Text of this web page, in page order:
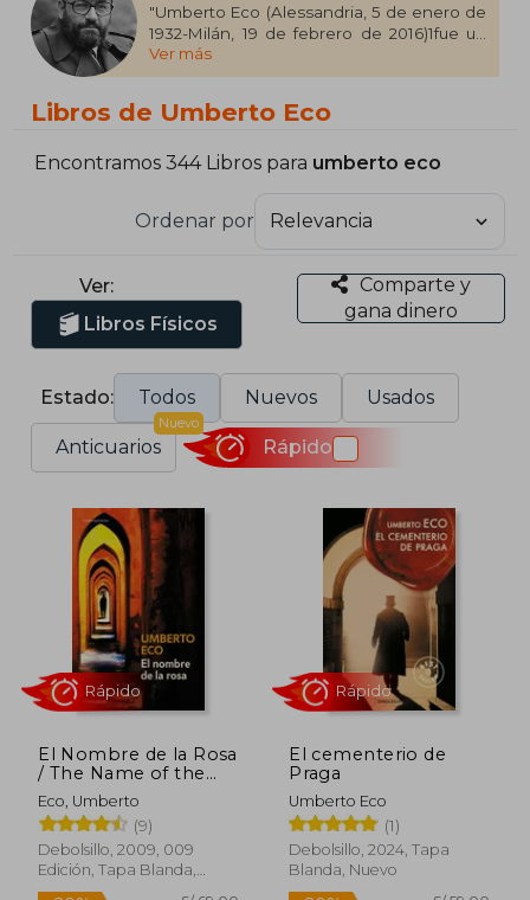
"Umberto Eco (Alessandria, 5 de enero de
1932-Milán, 19 de febrero de 2016)1​fue un
semiólogo, filósofo y escritor italiano, autor
de numerosos ensayos sobre semiótica,
varias novelas, entre ellas El nombre de la
muy interesado en el tema de la religión.
En 2016 se publicó De la estupidez a la
locura, libro póstumo recopilatorio de
artículos publicados en prensa por
Eco antes de su fallecimiento."
Ver más
Libros de Umberto Eco
Encontramos 344 Libros para umberto eco
Ordenar por
Ver:
Libros Físicos
Comparte y
gana dinero
Estado: Todos Nuevos Usados
Anticuarios
Nuevo
Rápido
El Nombre de la Rosa
/ The Name of the
Rose
Eco, Umberto
(9)
Debolsillo, 2009, 009
Edición, Tapa Blanda,
Nuevo
Rápido
El cementerio de
Praga
Umberto Eco
(1)
Debolsillo, 2024, Tapa
Blanda, Nuevo
Rápido